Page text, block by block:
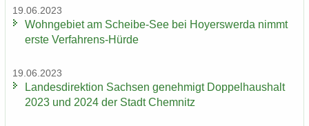
19.06.2023
Wohn­ge­biet am Scheibe-​See bei Ho­yers­wer­da nimmt
erste Verfahrens-​Hürde
19.06.2023
Lan­des­di­rek­ti­on Sach­sen ge­neh­migt Dop­pel­haus­halt
2023 und 2024 der Stadt Chem­nitz